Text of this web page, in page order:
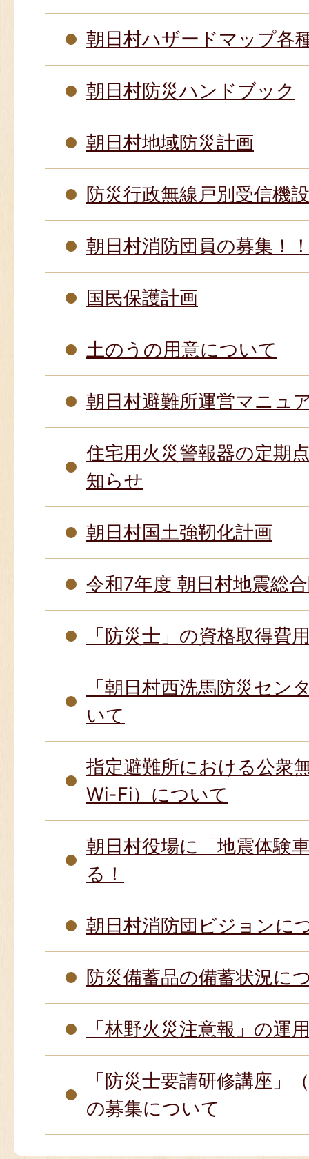
朝日村ハザードマップ各
朝日村防災ハンドブック
朝日村地域防災計画
防災行政無線戸別受信機
朝日村消防団員の募集！
国民保護計画
土のうの用意について
朝日村避難所運営マニュ
住宅用火災警報器の定期
知らせ
朝日村国土強靭化計画
令和7年度 朝日村地震総
「防災士」の資格取得費
「朝日村西洗馬防災セン
いて
指定避難所における公衆
Wi-Fi）について
朝日村役場に「地震体験
る！
朝日村消防団ビジョンに
防災備蓄品の備蓄状況に
「林野火災注意報」の運
「防災士要請研修講座」
の募集について